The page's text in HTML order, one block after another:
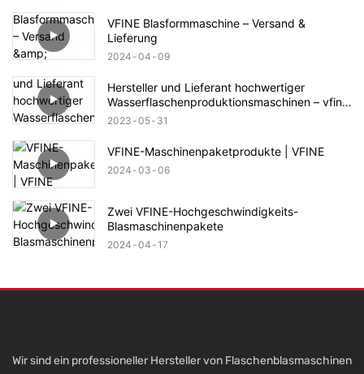
VFINE Blasformmaschine – Versand &
Lieferung
2024 04 09
Hersteller und Lieferant hochwertiger
Wasserflaschenproduktionsmaschinen – vfine
Factory
2023 05 31
VFINE-Maschinenpaketprodukte | VFINE
2024 03 06
Zwei VFINE-Hochgeschwindigkeits-
Blasmaschinenpakete
2024 04 17
Wir sind ein professioneller Hersteller von Flaschenblasmaschinen